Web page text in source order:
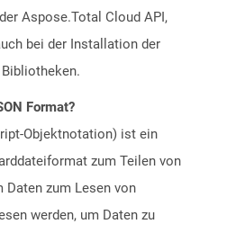
Aspose.Total Cloud API,
bei der Installation der
Format?
Objektnotation) ist ein
zum Teilen von
Daten zum Lesen von
werden, um Daten zu